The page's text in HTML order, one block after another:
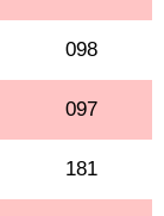
098
097
181